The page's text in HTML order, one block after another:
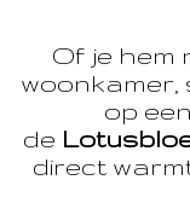
Of je hem
op
de
direct